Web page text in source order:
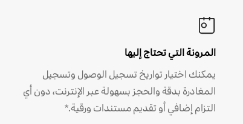
المرونة التي تحتاج إليها
يمكنك اختيار تواريخ تسجيل الوصول وتسجيل
المغادرة بدقة والحجز بسهولة عبر الإنترنت، دون أي
التزام إضافي أو تقديم مستندات ورقية.*